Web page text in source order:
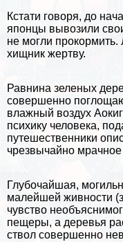
Кстати говоря, до
японцы вывозили
не могли
хищник жертву.
Равнина зеленых
совершенно
влажный воздух
психику человека,
путешественники
чрезвычайно
Глубочайшая,
малейшей живности
чувство
пещеры, а деревья
ствол совершенно